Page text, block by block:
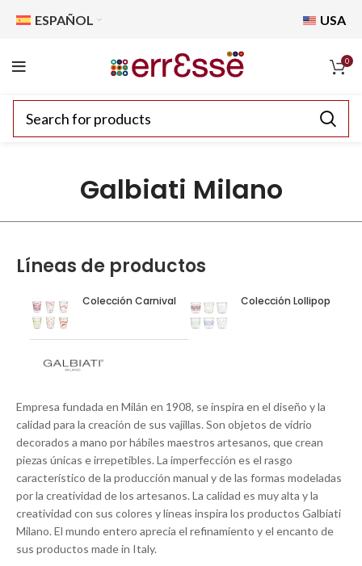
ESPAÑOL USA
0
Galbiati Milano
Líneas de productos
Colección Carnival Colección Lollipop
Empresa fundada en Milán en 1908, se inspira en el diseño y la
calidad para la creación de sus vajillas. Son objetos de vidrio
decorados a mano por hábiles maestros artesanos, que crean
piezas únicas e irrepetibles. La imperfección es el rasgo
característico de la producción manual y de las formas modeladas
por la creatividad de los artesanos. La calidad es muy alta y la
creatividad con sus colores y líneas inspira los productos Galbiati
Milano. El mundo entero aprecia el refinamiento y el encanto de
sus productos made in Italy.